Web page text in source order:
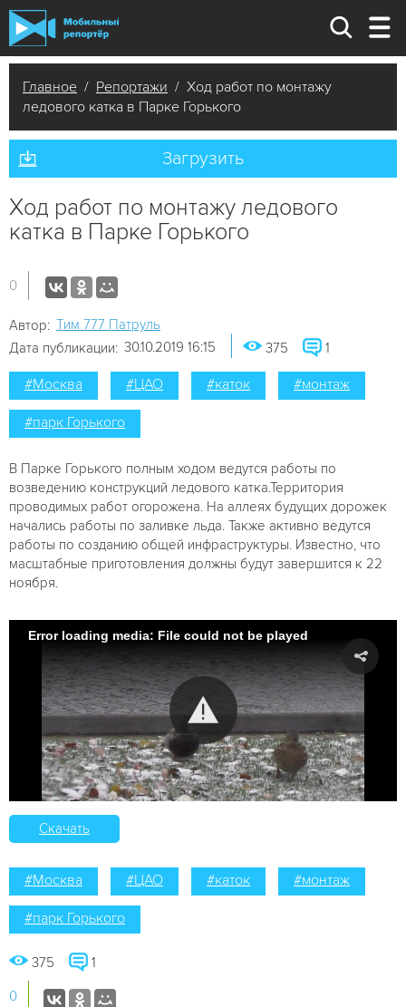
Главное / Репортажи / Ход работ по монтажу
ледового катка в Парке Горького
Загрузить
Ход работ по монтажу ледового
катка в Парке Горького
0
Автор: Tим 777 Патруль
Дата публикации: 30.10.2019 16:15 375 1
#Москва #ЦАО #каток #монтаж
#парк Горького
В Парке Горького полным ходом ведутся работы по
возведению конструкций ледового катка.Территория
проводимых работ огорожена. На аллеях будущих дорожек
начались работы по заливке льда. Также активно ведутся
работы по созданию общей инфраструктуры. Известно, что
масштабные приготовления должны будут завершится к 22
ноября.
Error loading media: File could not be played
Скачать
#Москва #ЦАО #каток #монтаж
#парк Горького
375 1
0